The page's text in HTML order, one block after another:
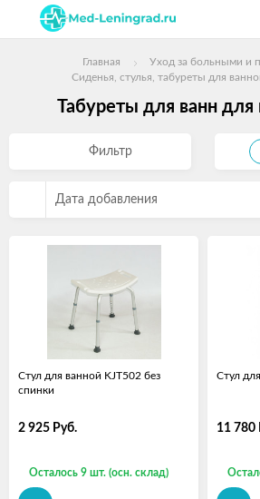
Главная
Уход за больными и
Сиденья, стулья, табуреты для
Табуреты для ванн
Фильтр
Дата добавления
Стул для ванной KJT502 без
спинки
2 925 Руб.
Осталось 9 шт. (осн. склад)
Стул
11 780